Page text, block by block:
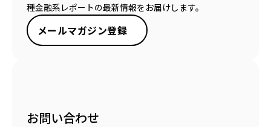
種金融系レポートの最新情報をお届けします。
メールマガジン登録
お問い合わせ